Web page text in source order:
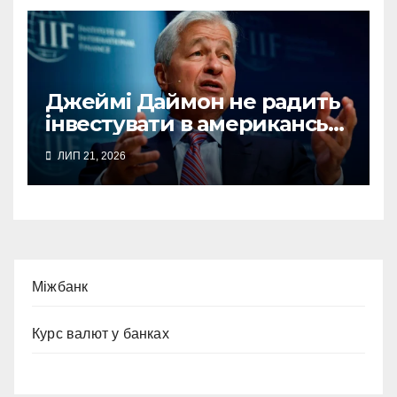
Джеймі Даймон не радить
інвестувати в американські
акції та довгострокові
держоблігації
ЛИП 21, 2026
Міжбанк
Курс валют у банках